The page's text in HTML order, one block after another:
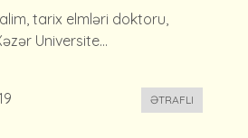
tarix elmləri doktoru,
Universite...
ƏTRAFLI